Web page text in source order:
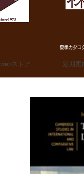
夏季カタロ
webストア 定期案